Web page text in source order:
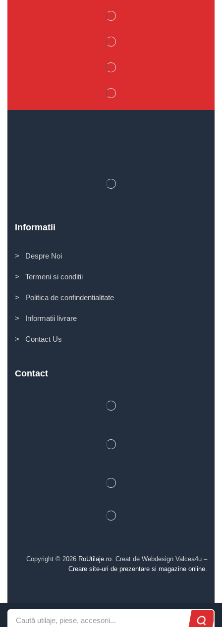
Informatii
> Despre Noi
> Termeni si conditii
> Politica de confindentialitate
> Informatii livrare
> Contact Us
Contact
Copyright © 2026 RoUtilaje.ro. Creat de Webdesign Valcea4u –
Creare site-uri de prezentare si magazine online.